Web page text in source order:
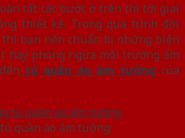
tất các bước ở trên thì tới giai
thiết kế. Trong quá trình đội
bạn nên chuẩn bị những biện
hay phòng ngừa môi trường ẩm
tủ quần áo âm tường của
quần áo âm tường